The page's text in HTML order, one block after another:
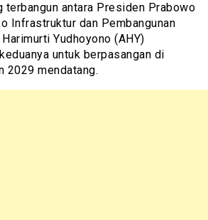
terbangun antara Presiden Prabowo
Infrastruktur dan Pembangunan
Yudhoyono (AHY)
untuk berpasangan di
2029 mendatang.